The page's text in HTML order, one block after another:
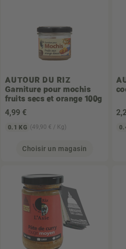
AUTOUR DU RIZ
Garniture pour mochis
fruits secs et orange 100g
4,99 €
0.1 KG (49,90 € / Kg)
Choisir un magasin
2